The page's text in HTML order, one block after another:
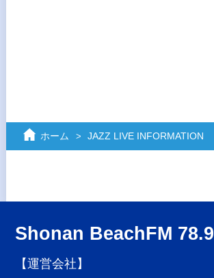
ホーム JAZZ LIVE INFORMATION
Shonan BeachFM 78.9
【運営会社】